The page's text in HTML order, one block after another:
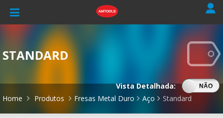
STANDARD
Vista Detalhada:
SIM NÃO
Home Produtos Fresas Metal Duro Aço Standard